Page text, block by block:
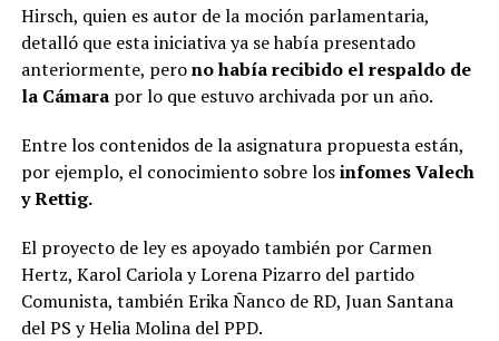
Hirsch, quien es autor de la moción parlamentaria,
detalló que esta iniciativa ya se había presentado
anteriormente, perono había recibido el respaldo de
la Cámarapor lo que estuvo archivada por un año.
Entre los contenidos de la asignatura propuesta están,
por ejemplo, el conocimiento sobre losinfomes Valech
y Rettig.
El proyecto de ley es apoyado también por Carmen
Hertz, Karol Cariola y Lorena Pizarro del partido
Comunista, también Erika Ñanco de RD, Juan Santana
del PS y Helia Molina del PPD.